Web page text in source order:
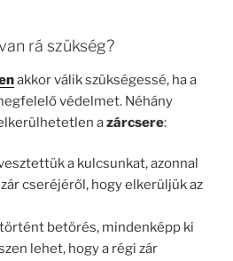
rá szükség?
akkor válik szükségessé, ha a
védelmet. Néhány
azárcsere:
a kulcsunkat, azonnal
cseréjéről, hogy elkerüljük az
betörés, mindenképp ki
lehet, hogy a régi zár